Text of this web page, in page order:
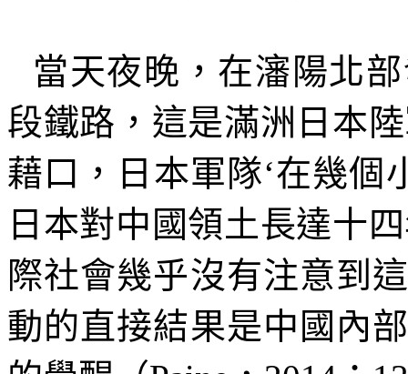
當天夜晚，在瀋陽北
段鐵路，這是滿洲日本
藉口，日本軍隊‘在幾個
日本對中國領土長達十
際社會幾乎沒有注意到
動的直接結果是中國內